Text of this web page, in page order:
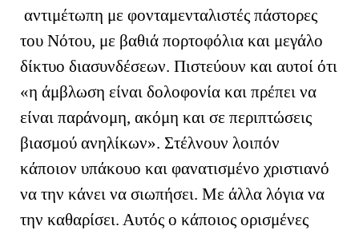
αντιμέτωπη με φονταμενταλιστές πάστορες
του Νότου, με βαθιά πορτοφόλια και μεγάλο
δίκτυο διασυνδέσεων. Πιστεύουν και αυτοί ότι
«η άμβλωση είναι δολοφονία και πρέπει να
είναι παράνομη, ακόμη και σε περιπτώσεις
βιασμού ανηλίκων». Στέλνουν λοιπόν
κάποιον υπάκουο και φανατισμένο χριστιανό
να την κάνει να σιωπήσει. Με άλλα λόγια να
την καθαρίσει. Αυτός ο κάποιος ορισμένες